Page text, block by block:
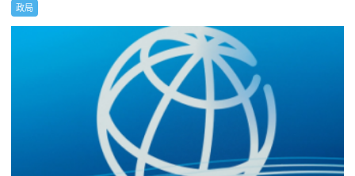
政局